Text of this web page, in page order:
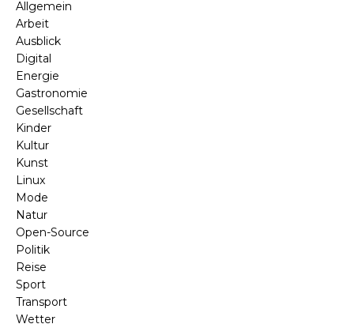
Allgemein
Arbeit
Ausblick
Digital
Energie
Gastronomie
Gesellschaft
Kinder
Kultur
Kunst
Linux
Mode
Natur
Open-Source
Politik
Reise
Sport
Transport
Wetter